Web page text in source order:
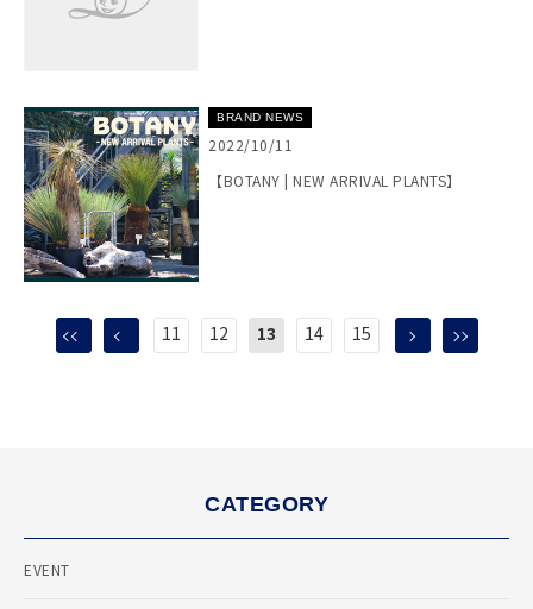
BRAND NEWS
2022/10/11
【BOTANY | NEW ARRIVAL PLANTS】
11 12 13 14 15
CATEGORY
EVENT